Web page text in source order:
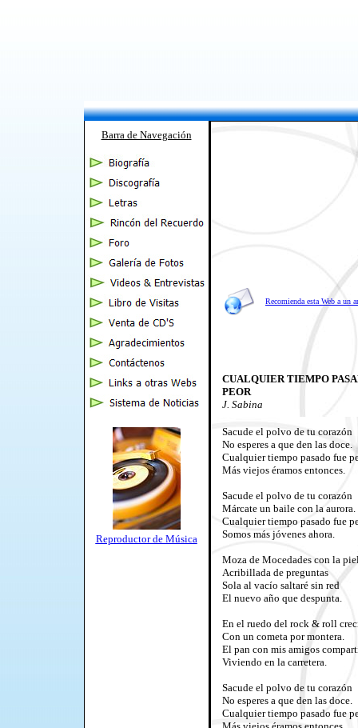
Barra de Navegación
Reproductor de Música
Recomienda esta Web a un
CUALQUIER TIEMPO
PEOR
J. Sabina
Sacude el polvo de tu corazón
No esperes a que den las doce.
Cualquier tiempo pasado fue
Más viejos éramos entonces.
Sacude el polvo de tu corazón
Márcate un baile con la aurora.
Cualquier tiempo pasado fue
Somos más jóvenes ahora.
Moza de Mocedades con la
Acribillada de preguntas
Sola al vacío saltaré sin red
El nuevo año que despunta.
En el ruedo del rock & roll
Con un cometa por montera.
El pan con mis amigos
Viviendo en la carretera.
Sacude el polvo de tu corazón
No esperes a que den las doce.
Cualquier tiempo pasado fue